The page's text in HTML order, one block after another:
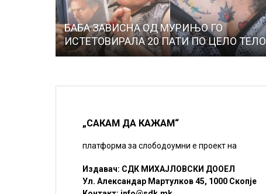
БАБА ЗАВИСНА ОД МУРИЊО ГО
ИСТЕТОВИРАЛА 20 ПАТИ ПО ЦЕЛО ТЕЛО
„САКАМ ДА КАЖАМ“
платформа за слободоумни е проект на
Издавач: СДК МИХАЈЛОВСКИ ДООЕЛ
Ул. Александар Мартулков 45, 1000 Скопје